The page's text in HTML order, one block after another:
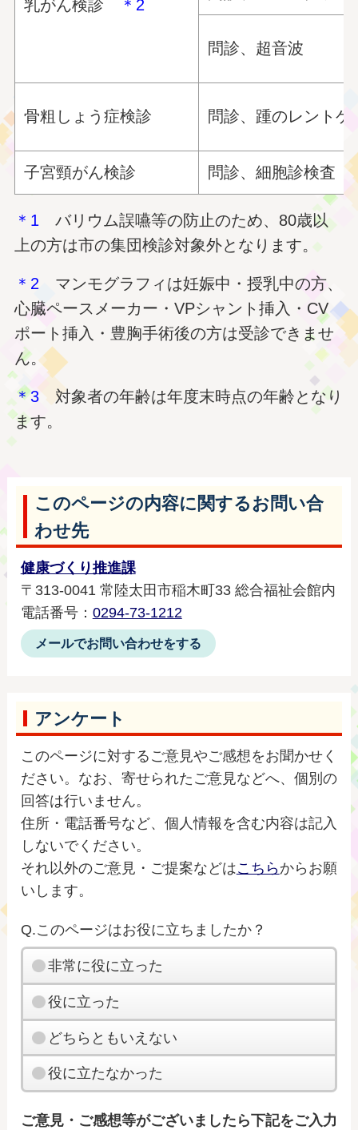
乳がん検診 ＊2
問診、超音波
骨粗しょう症検診 問診、踵のレントゲ
子宮頸がん検診 問診、細胞診検査
＊1 バリウム誤嚥等の防止のため、80歳以
上の方は市の集団検診対象外となります。
＊2 マンモグラフィは妊娠中・授乳中の方、
心臓ペースメーカー・VPシャント挿入・CV
ポート挿入・豊胸手術後の方は受診できませ
ん。
＊3 対象者の年齢は年度末時点の年齢となり
ます。
このページの内容に関するお問い合
わせ先
健康づくり推進課
〒313-0041 常陸太田市稲木町33 総合福祉会館内
電話番号： 0294-73-1212
メールでお問い合わせをする
アンケート
このページに対するご意見やご感想をお聞かせく
ださい。なお、寄せられたご意見などへ、個別の
回答は行いません。
住所・電話番号など、個人情報を含む内容は記入
しないでください。
それ以外のご意見・ご提案などはこちらからお願
いします。
Q.このページはお役に立ちましたか？
非常に役に立った
役に立った
どちらともいえない
役に立たなかった
ご意見・ご感想等がございましたら下記をご入力